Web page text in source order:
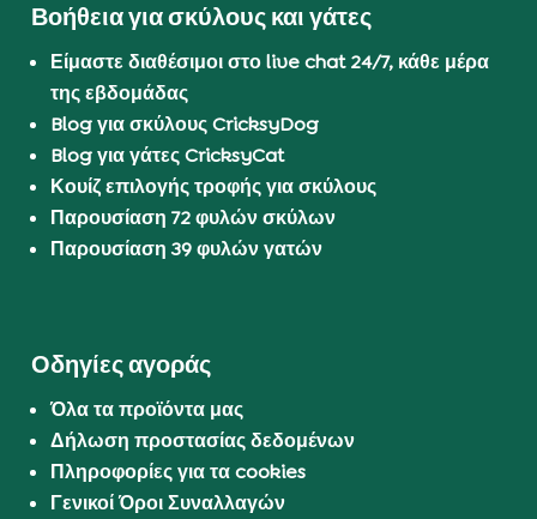
Βοήθεια για σκύλους και γάτες
Είμαστε διαθέσιμοι στο live chat 24/7, κάθε μέρα
της εβδομάδας
Blog για σκύλους CricksyDog
Blog για γάτες CricksyCat
Κουίζ επιλογής τροφής για σκύλους
Παρουσίαση 72 φυλών σκύλων
Παρουσίαση 39 φυλών γατών
Οδηγίες αγοράς
Όλα τα προϊόντα μας
Δήλωση προστασίας δεδομένων
Πληροφορίες για τα cookies
Γενικοί Όροι Συναλλαγών